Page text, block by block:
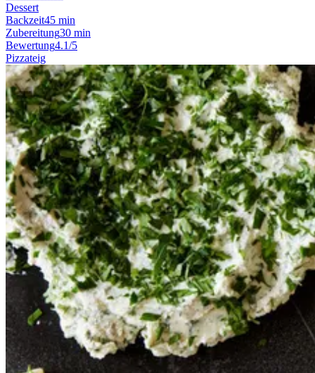
Dessert
Backzeit45 min
Zubereitung30 min
Bewertung4.1/5
Pizzateig